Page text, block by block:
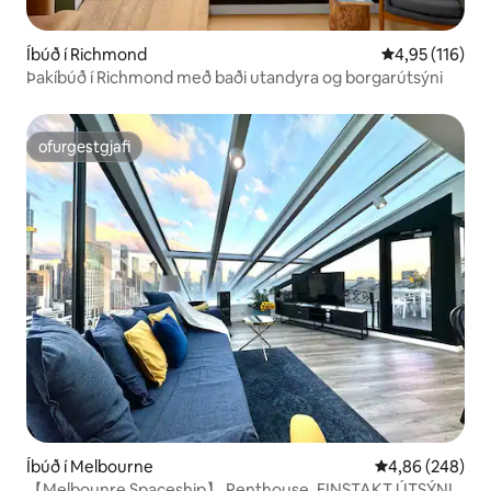
Íbúð í Richmond 4,95 af 5 í
4,95 (116)
Þakíbúð í Richmond með baði utandyra og borgarútsýni
ofurgestgjafi
ofurgestgjafi
Íbúð í Melbourne 4,86 af 5 í
4,86 (248)